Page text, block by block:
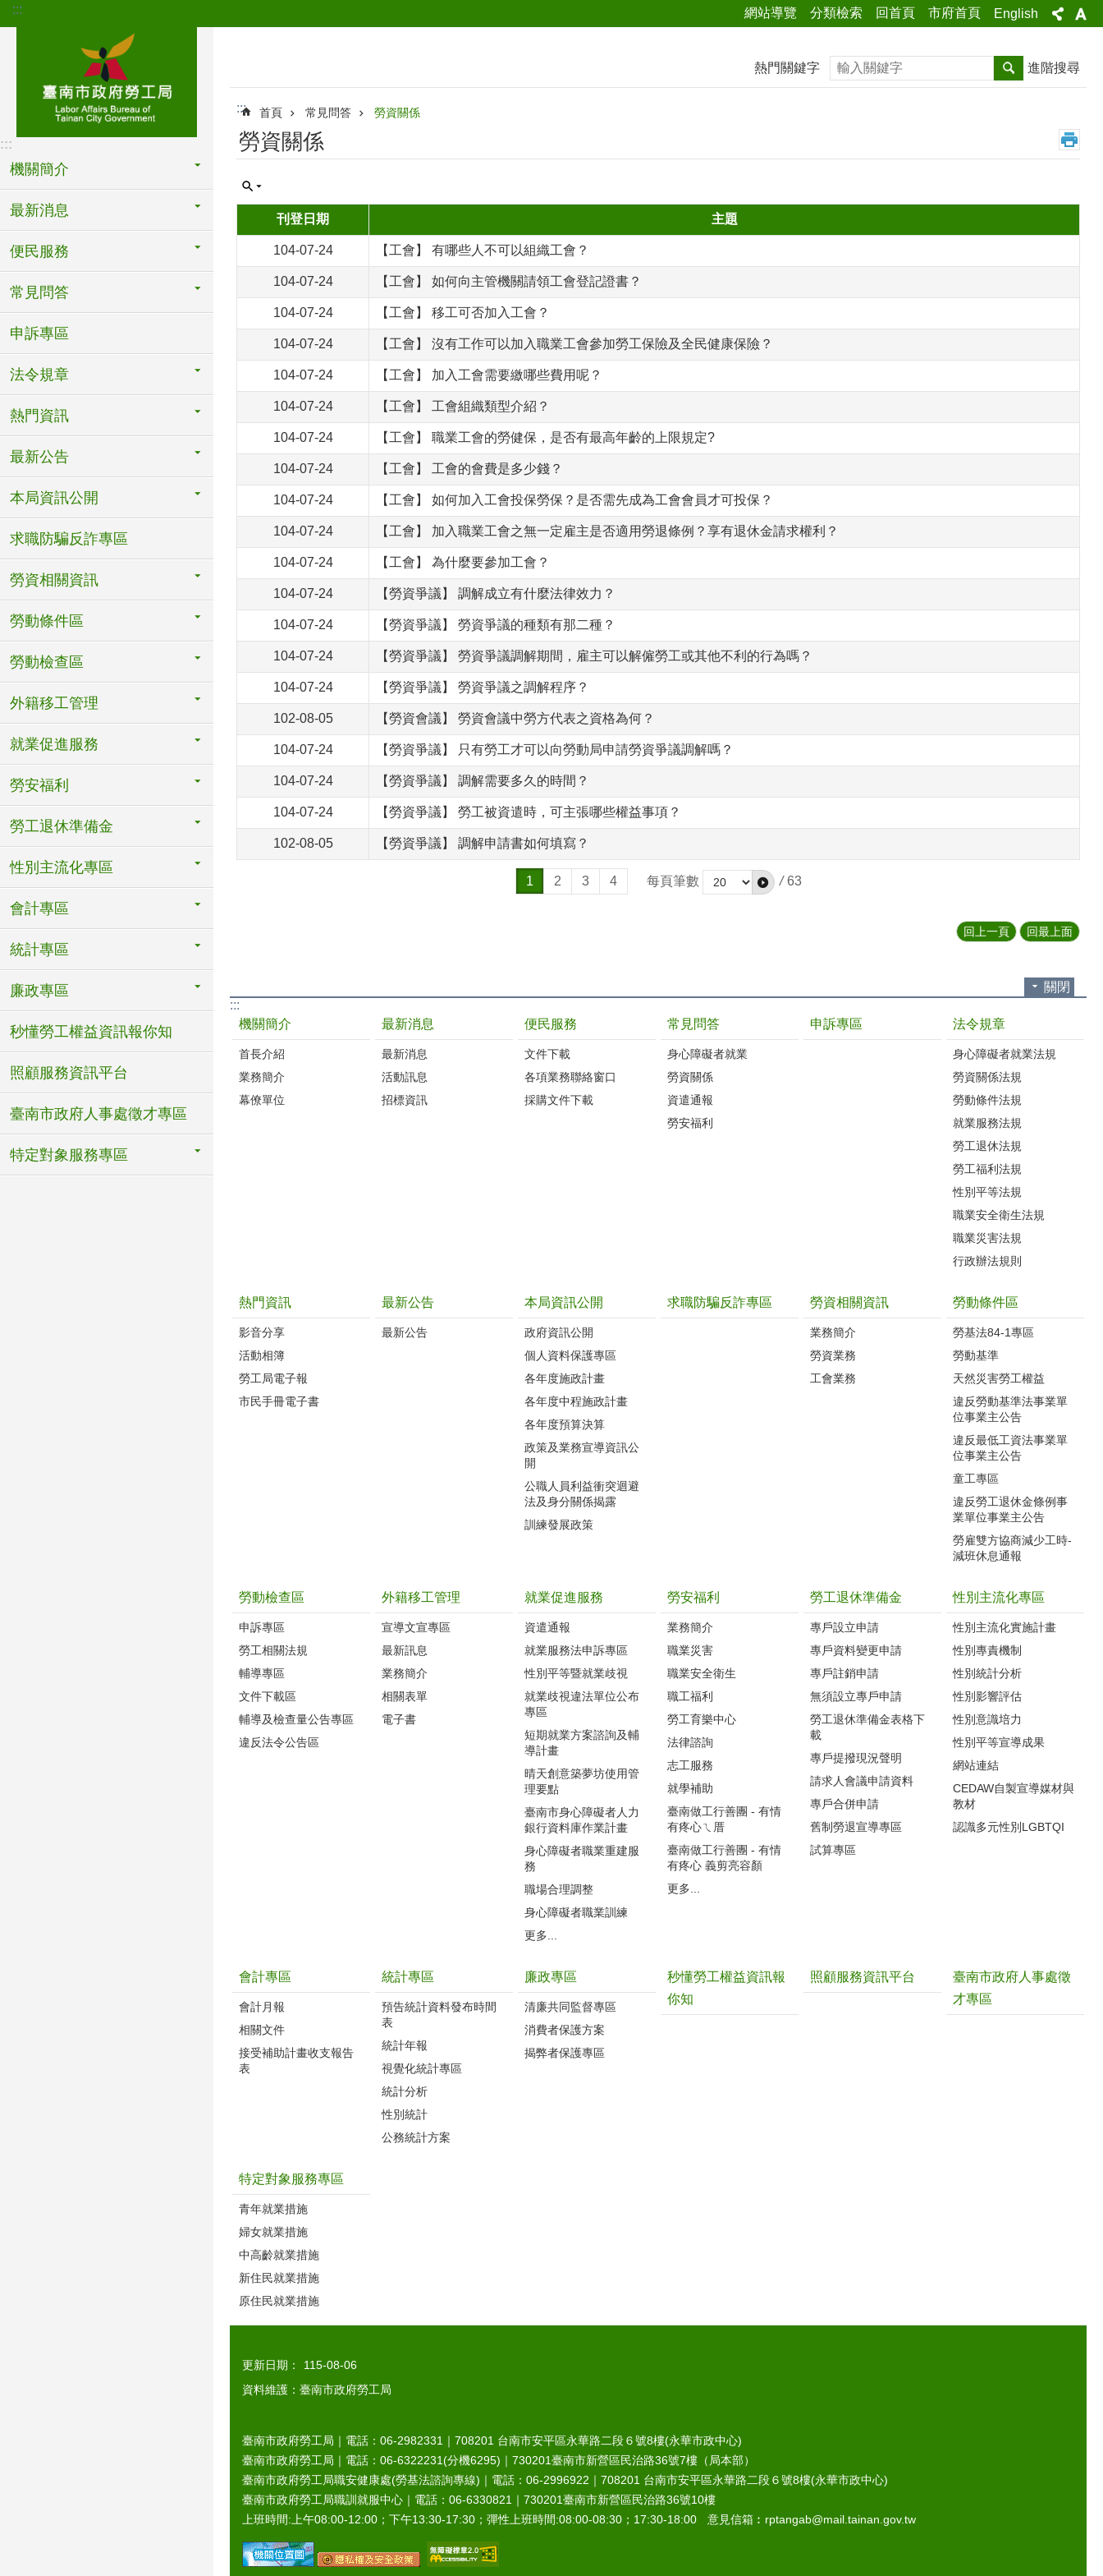
跳到主要內容區塊
::: 網站導覽 分類檢索 回首頁 市府首頁 English
:::
機關簡介
最新消息
便民服務
常見問答
申訴專區
法令規章
熱門資訊
最新公告
本局資訊公開
求職防騙反詐專區
勞資相關資訊
勞動條件區
勞動檢查區
外籍移工管理
就業促進服務
勞安福利
勞工退休準備金
性別主流化專區
會計專區
統計專區
廉政專區
秒懂勞工權益資訊報你知
照顧服務資訊平台
臺南市政府人事處徵才專區
特定對象服務專區
熱門關鍵字 搜尋 進階搜尋
::: 首頁 常見問答 勞資關係
勞資關係
刊登日期 主題
104-07-24 【工會】 有哪些人不可以組織工會？
104-07-24 【工會】 如何向主管機關請領工會登記證書？
104-07-24 【工會】 移工可否加入工會？
104-07-24 【工會】 沒有工作可以加入職業工會參加勞工保險及全民健康保險？
104-07-24 【工會】 加入工會需要繳哪些費用呢？
104-07-24 【工會】 工會組織類型介紹？
104-07-24 【工會】 職業工會的勞健保，是否有最高年齡的上限規定?
104-07-24 【工會】 工會的會費是多少錢？
104-07-24 【工會】 如何加入工會投保勞保？是否需先成為工會會員才可投保？
104-07-24 【工會】 加入職業工會之無一定雇主是否適用勞退條例？享有退休金請求權利？
104-07-24 【工會】 為什麼要參加工會？
104-07-24 【勞資爭議】 調解成立有什麼法律效力？
104-07-24 【勞資爭議】 勞資爭議的種類有那二種？
104-07-24 【勞資爭議】 勞資爭議調解期間，雇主可以解僱勞工或其他不利的行為嗎？
104-07-24 【勞資爭議】 勞資爭議之調解程序？
102-08-05 【勞資會議】 勞資會議中勞方代表之資格為何？
104-07-24 【勞資爭議】 只有勞工才可以向勞動局申請勞資爭議調解嗎？
104-07-24 【勞資爭議】 調解需要多久的時間？
104-07-24 【勞資爭議】 勞工被資遣時，可主張哪些權益事項？
102-08-05 【勞資爭議】 調解申請書如何填寫？
1 2 3 4 每頁筆數 / 63
回上一頁 回最上面
關閉
:::
機關簡介
首長介紹
業務簡介
幕僚單位
最新消息
最新消息
活動訊息
招標資訊
便民服務
文件下載
各項業務聯絡窗口
採購文件下載
常見問答
身心障礙者就業
勞資關係
資遣通報
勞安福利
申訴專區 法令規章
身心障礙者就業法規
勞資關係法規
勞動條件法規
就業服務法規
勞工退休法規
勞工福利法規
性別平等法規
職業安全衛生法規
職業災害法規
行政辦法規則
熱門資訊
影音分享
活動相簿
勞工局電子報
市民手冊電子書
最新公告
最新公告
本局資訊公開
政府資訊公開
個人資料保護專區
各年度施政計畫
各年度中程施政計畫
各年度預算決算
政策及業務宣導資訊公
開
公職人員利益衝突迴避
法及身分關係揭露
訓練發展政策
求職防騙反詐專區 勞資相關資訊
業務簡介
勞資業務
工會業務
勞動條件區
勞基法84-1專區
勞動基準
天然災害勞工權益
違反勞動基準法事業單
位事業主公告
違反最低工資法事業單
位事業主公告
童工專區
違反勞工退休金條例事
業單位事業主公告
勞雇雙方協商減少工時-
減班休息通報
勞動檢查區
申訴專區
勞工相關法規
輔導專區
文件下載區
輔導及檢查量公告專區
違反法令公告區
外籍移工管理
宣導文宣專區
最新訊息
業務簡介
相關表單
電子書
就業促進服務
資遣通報
就業服務法申訴專區
性別平等暨就業歧視
就業歧視違法單位公布
專區
短期就業方案諮詢及輔
導計畫
晴天創意築夢坊使用管
理要點
臺南市身心障礙者人力
銀行資料庫作業計畫
身心障礙者職業重建服
務
職場合理調整
身心障礙者職業訓練
更多...
勞安福利
業務簡介
職業災害
職業安全衛生
職工福利
勞工育樂中心
法律諮詢
志工服務
就學補助
臺南做工行善團 - 有情
有疼心ㄟ厝
臺南做工行善團 - 有情
有疼心 義剪亮容顏
更多...
勞工退休準備金
專戶設立申請
專戶資料變更申請
專戶註銷申請
無須設立專戶申請
勞工退休準備金表格下
載
專戶提撥現況聲明
請求人會議申請資料
專戶合併申請
舊制勞退宣導專區
試算專區
性別主流化專區
性別主流化實施計畫
性別專責機制
性別統計分析
性別影響評估
性別意識培力
性別平等宣導成果
網站連結
CEDAW自製宣導媒材與
教材
認識多元性別LGBTQI
會計專區
會計月報
相關文件
接受補助計畫收支報告
表
統計專區
預告統計資料發布時間
表
統計年報
視覺化統計專區
統計分析
性別統計
公務統計方案
廉政專區
清廉共同監督專區
消費者保護方案
揭弊者保護專區
秒懂勞工權益資訊報
你知
照顧服務資訊平台
臺南市政府人事處徵
才專區
特定對象服務專區
青年就業措施
婦女就業措施
中高齡就業措施
新住民就業措施
原住民就業措施
更新日期：
115-08-06
資料維護：臺南市政府勞工局
臺南市政府勞工局｜電話：06-2982331｜ 708201 台南市安平區永華路二段６號8樓(永華市政中心)
臺南市政府勞工局｜電話：06-6322231(分機6295)｜ 730201臺南市新營區民治路36號7樓（局本部）
臺南市政府勞工局職安健康處(勞基法諮詢專線)｜電話：06-2996922｜ 708201 台南市安平區永華路二段６號8樓(永華市政中心)
臺南市政府勞工局職訓就服中心｜電話：06-6330821｜ 730201臺南市新營區民治路36號10樓
上班時間:上午08:00-12:00；下午13:30-17:30；彈性上班時間:08:00-08:30；17:30-18:00 意見信箱︰rptangab@mail.tainan.gov.tw